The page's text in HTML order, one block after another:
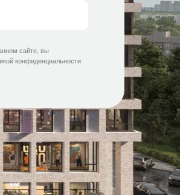
сайте, вы
конфиденциальности